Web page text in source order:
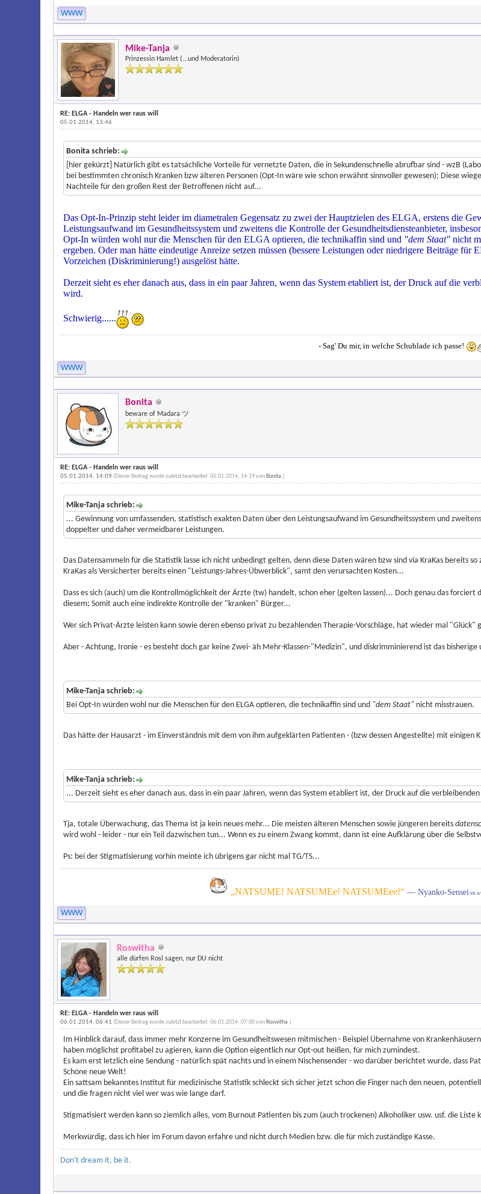
WWW
Mike-Tanja
Prinzessin Hamlet (...und Moderatorin)
RE: ELGA - Handeln wer raus will
05.01.2014, 13:46
Bonita schrieb:
[hier gekürzt] Natürlich gibt es tatsächliche Vorteile für vernetzte Daten, die in Sekundenschnelle abrufbar sind - wzB
bei bestimmten chronisch Kranken bzw älteren Personen (Opt-In wäre wie schon erwähnt sinnvoller gewesen); Diese
Nachteile für den großen Rest der Betroffenen nicht auf...
Das Opt-In-Prinzip steht leider im diametralen Gegensatz zu zwei der Hauptzielen des ELGA, erstens die
Leistungsaufwand im Gesundheitssystem und zweitens die Kontrolle der Gesundheitsdiensteanbieter,
Opt-In würden wohl nur die Menschen für den ELGA optieren, die technikaffin sind und "dem Staat"nicht
ergeben. Oder man hätte eindeutige Anreize setzen müssen (bessere Leistungen oder niedrigere Beiträge
Vorzeichen (Diskriminierung!) ausgelöst hätte.
Derzeit sieht es eher danach aus, dass in ein paar Jahren, wenn das System etabliert ist, der Druck auf die
wird.
Schwierig......
- Sag' Du mir, in welche Schublade ich passe!
WWW
Bonita
beware of Madara ツ
RE: ELGA - Handeln wer raus will
05.01.2014, 14:09(Dieser Beitrag wurde zuletzt bearbeitet: 05.01.2014, 14:19 von Bonita.)
Mike-Tanja schrieb:
... Gewinnung von umfassenden, statistisch exakten Daten über den Leistungsaufwand im Gesundheitssystem und
doppelter und daher vermeidbarer Leistungen.
Das Datensammeln für die Statistik lasse ich nicht unbedingt gelten, denn diese Daten wären bzw sind via KraKas bereits
KraKas als Versicherter bereits einen "Leistungs-Jahres-Übwerblick", samt den verursachten Kosten...
Dass es sich (auch) um die Kontrollmöglichkeit der Ärzte (tw) handelt, schon eher (gelten lassen)... Doch genau das
diesem; Somit auch eine indirekte Kontrolle der "kranken" Bürger...
Wer sich Privat-Ärzte leisten kann sowie deren ebenso privat zu bezahlenden Therapie-Vorschläge, hat wieder mal "Glück"
Aber - Achtung, Ironie - es besteht doch gar keine Zwei- äh Mehr-Klassen-"Medizin", und diskrimminierend ist das
Mike-Tanja schrieb:
Bei Opt-In würden wohl nur die Menschen für den ELGA optieren, die technikaffin sind und "dem Staat"nicht misstrauen.
Das hätte der Hausarzt - im Einverständnis mit dem von ihm aufgeklärten Patienten - (bzw dessen Angestellte) mit einigen
Mike-Tanja schrieb:
... Derzeit sieht es eher danach aus, dass in ein paar Jahren, wenn das System etabliert ist, der Druck auf die
Tja, totale Überwachung, das Thema ist ja kein neues mehr... Die meisten älteren Menschen sowie jüngeren bereits
wird wohl - leider - nur ein Teil dazwischen tun... Wenn es zu einem Zwang kommt, dann ist eine Aufklärung über die
Ps: bei der Stigmatisierung vorhin meinte ich übrigens gar nicht mal TG/TS...
„NATSUME! NATSUMEe! NATSUMEee!“ — Nyanko-Sensei
WWW
Roswitha
alle dürfen Rosi sagen, nur DU nicht
RE: ELGA - Handeln wer raus will
06.01.2014, 06:41 (Dieser Beitrag wurde zuletzt bearbeitet: 06.01.2014, 07:00 von Roswitha.)
Im Hinblick darauf, dass immer mehr Konzerne im Gesundheitswesen mitmischen - Beispiel Übernahme von
haben möglichst profitabel zu agieren, kann die Option eigentlich nur Opt-out heißen, für mich zumindest.
Es kam erst letzlich eine Sendung - natürlich spät nachts und in einem Nischensender - wo darüber berichtet wurde, dass
Schöne neue Welt!
Ein sattsam bekanntes Institut für medizinische Statistik schleckt sich sicher jetzt schon die Finger nach den neuen,
und die fragen nicht viel wer was wie lange darf.
Stigmatisiert werden kann so ziemlich alles, vom Burnout Patienten bis zum (auch trockenen) Alkoholiker usw. usf. die
Merkwürdig, dass ich hier im Forum davon erfahre und nicht durch Medien bzw. die für mich zuständige Kasse.
Don't dream it, be it.